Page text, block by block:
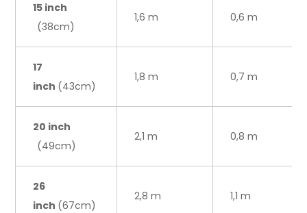
15 inch
(38cm)
1,6 m 0,6 m
17
inch (43cm)
1,8 m 0,7 m
20 inch
(49cm)
2,1 m 0,8 m
26
inch (67cm)
2,8 m 1,1 m